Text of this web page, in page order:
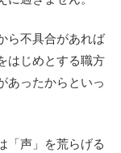
ら不具合があれば
はじめとする職方
あったからといっ
「声」を荒らげる